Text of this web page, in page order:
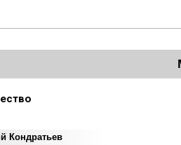
Кондратьев